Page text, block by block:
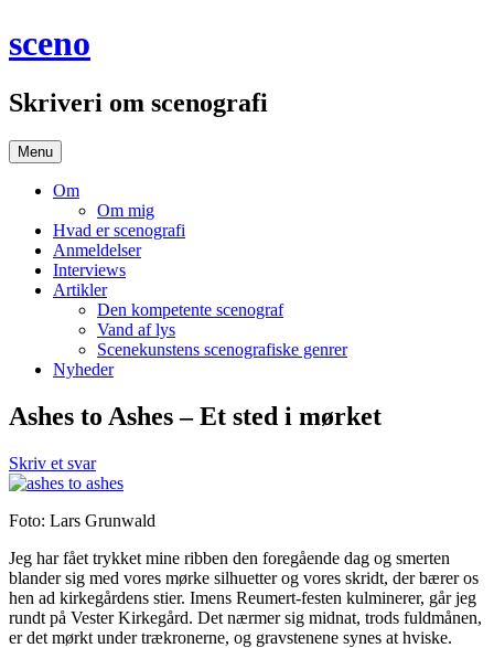
til
sceno
Skriveri om scenografi
Menu
Om
Om mig
Hvad er scenografi
Anmeldelser
Interviews
Artikler
Den kompetente scenograf
Vand af lys
Scenekunstens scenografiske genrer
Nyheder
Ashes to Ashes – Et sted i mørket
Skriv et svar
Foto: Lars Grunwald
Jeg har fået trykket mine ribben den foregående dag og smerten
blander sig med vores mørke silhuetter og vores skridt, der bærer os
hen ad kirkegårdens stier. Imens Reumert-festen kulminerer, går jeg
rundt på Vester Kirkegård. Det nærmer sig midnat, trods fuldmånen,
er det mørkt under trækronerne, og gravstenene synes at hviske.